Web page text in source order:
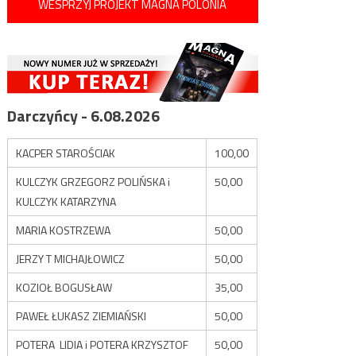
WESPRZYJ PROJEKT MAGNA POLONIA
Darczyńcy - 6.08.2026
KACPER STAROŚCIAK
100,00
KULCZYK GRZEGORZ POLIŃSKA i
KULCZYK KATARZYNA
50,00
MARIA KOSTRZEWA
50,00
JERZY T MICHAJŁOWICZ
50,00
KOZIOŁ BOGUSŁAW
35,00
PAWEŁ ŁUKASZ ZIEMIAŃSKI
50,00
POTERA LIDIA i POTERA KRZYSZTOF
50,00